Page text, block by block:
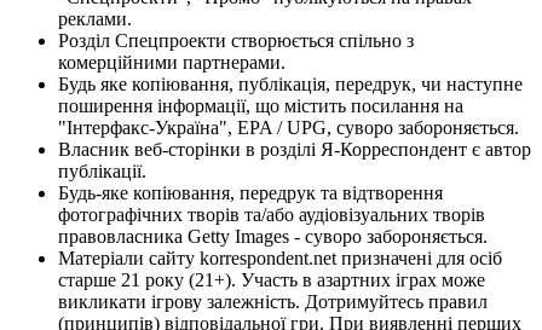
реклами.
Розділ Спецпроекти створюється спільно з
комерційними партнерами.
Будь яке копіювання, публікація, передрук, чи наступне
поширення інформації, що містить посилання на
"Інтерфакс-Україна", EPA / UPG, суворо забороняється.
Власник веб-сторінки в розділі Я-Корреспондент є автор
публікації.
Будь-яке копіювання, передрук та відтворення
фотографічних творів та/або аудіовізуальних творів
правовласника Getty Images - суворо забороняється.
Матеріали сайту korrespondent.net призначені для осіб
старше 21 року (21+). Участь в азартних іграх може
викликати ігрову залежність. Дотримуйтесь правил
(принципів) відповідальної гри. При виявленні перших